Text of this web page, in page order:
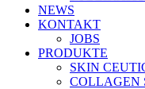
NEWS
KONTAKT
JOBS
PRODUKTE
SKIN
COLLAGEN